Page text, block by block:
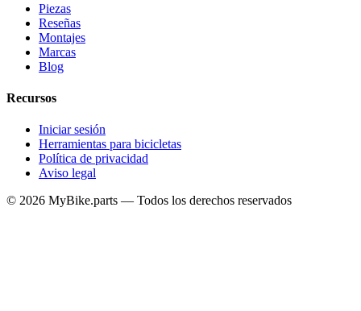
Piezas
Reseñas
Montajes
Marcas
Blog
Recursos
Iniciar sesión
Herramientas para bicicletas
Política de privacidad
Aviso legal
© 2026 MyBike.parts — Todos los derechos reservados